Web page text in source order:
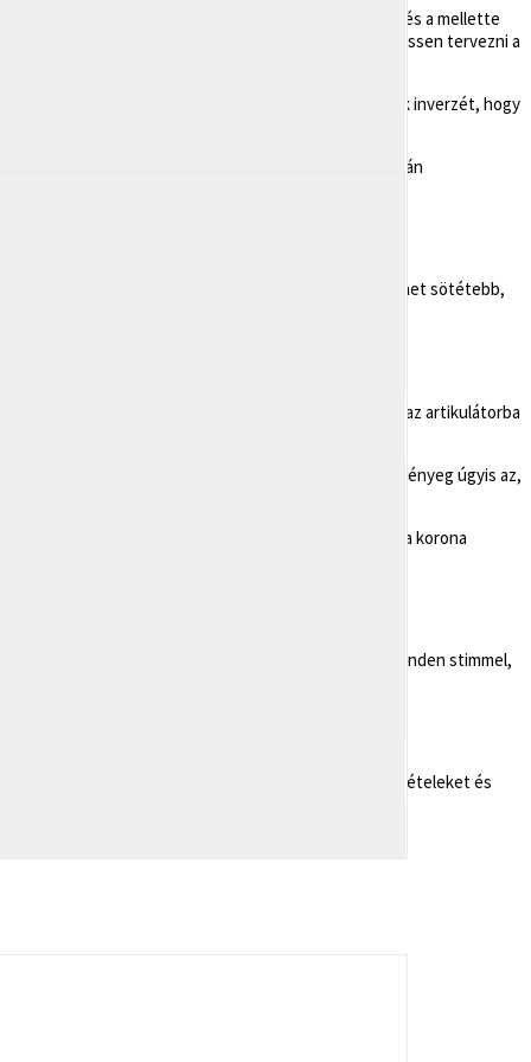
Jó, ha tudod, hogy nem csak az implantátumról és a mellette
állítani a harapási magasságot, és precízen meg lehessen tervezni a
ez az anyag megszilárdul, meg is kapjuk a fogak inverzét, hogy
lenyomatot készít a teljes fogsorról, aminek alapján
tökéletesen illeszkednie kell a fogsorba – nem lehet sötétebb,
kiönti azt, majd egy különös nevű eszközbe, az artikulátorba
ami tökéletesen illeszkedik a fogsorodba.
A részletekbe ennél jobban nem megyünk bele, a lényeg úgyis az,
módszerek – így például a mintavétel mellett a korona
az apróbb hibák, eltérések javításra kerüljenek. Ha minden stimmel,
Miután ez megtörténik, felszabadultan élvezheted az ételeket és